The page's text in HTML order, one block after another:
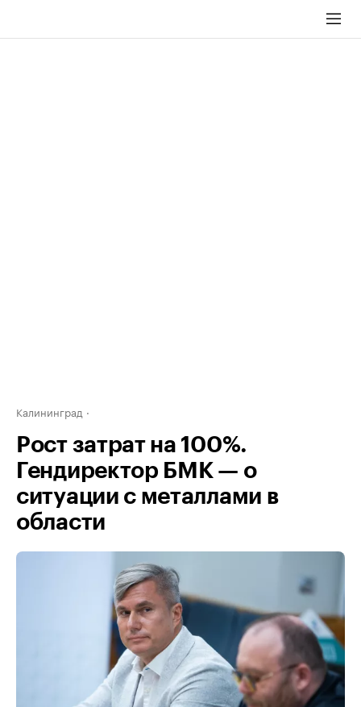
Калининград
Рост затрат на 100%.
Гендиректор БМК — о
ситуации с металлами в
области